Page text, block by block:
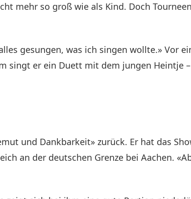
mehr so groß wie als Kind. Doch
gesungen, was ich singen wollte.» Vor
singt er ein Duett mit dem jungen Heintje
und Dankbarkeit» zurück. Er hat das
an der deutschen Grenze bei Aachen.